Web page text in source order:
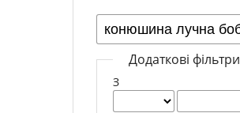
Додаткові фільтри
З